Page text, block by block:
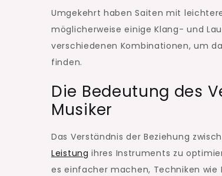
Umgekehrt haben Saiten mit
möglicherweise einige Klang- und
verschiedenen Kombinationen, um
finden.
Die Bedeutung des
Musiker
Das Verständnis der Beziehung
Leistung ihres Instruments zu
es einfacher machen, Techniken wie